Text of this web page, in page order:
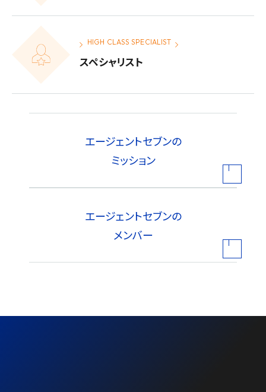
HIGH CLASS SPECIALIST
スペシャリスト
エージェントセブンの
ミッション
エージェントセブンの
メンバー